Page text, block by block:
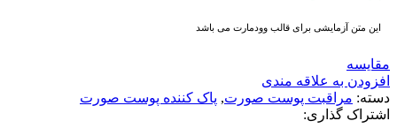
این متن آزمایشی برای قالب وودمارت می باشد
مقايسه
افزودن به علاقه مندی
دسته: مراقبت پوست صورت, پاک کننده پوست صورت
اشتراک گذاری: